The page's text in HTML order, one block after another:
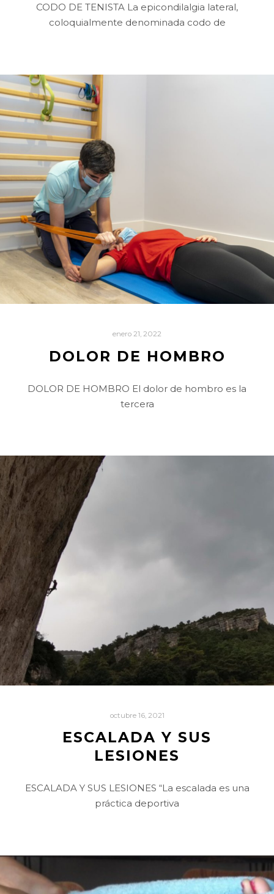
CODO DE TENISTA La epicondilalgia lateral,
coloquialmente denominada codo de
enero 21, 2022
DOLOR DE HOMBRO
DOLOR DE HOMBRO El dolor de hombro es la
tercera
octubre 16, 2021
ESCALADA Y SUS
LESIONES
ESCALADA Y SUS LESIONES “La escalada es una
práctica deportiva